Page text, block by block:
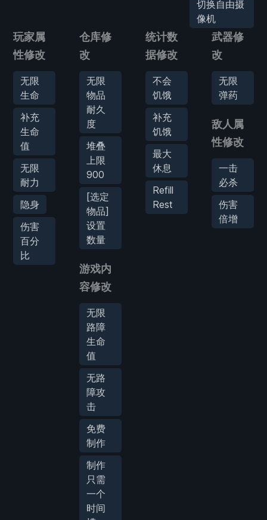
切换自由摄
像机
玩家属
性修改
无限
生命
补充
生命
值
无限
耐力
隐身
伤害
百分
比
仓库修
改
无限
物品
耐久
度
堆叠
上限
900
[选定
物品]
设置
数量
游戏内
容修改
无限
路障
生命
值
无路
障攻
击
免费
制作
制作
只需
一个
时间
统计数
据修改
不会
饥饿
补充
饥饿
最大
休息
Refill
Rest
武器修
改
无限
弹药
敌人属
性修改
一击
必杀
伤害
倍增